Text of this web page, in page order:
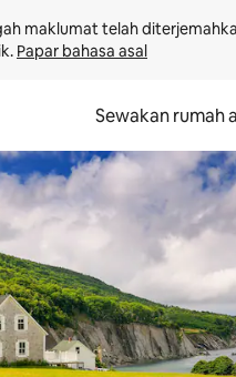
maklumat telah
Papar bahasa asal
Sewakan rumah